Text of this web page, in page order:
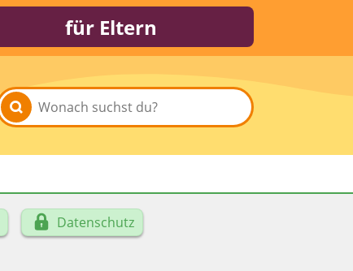
für Eltern
Datenschutz